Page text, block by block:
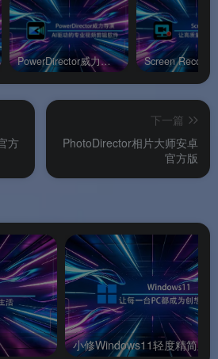
的图像合成和创意设计
：支持超过 100 种镜头配置文
、暗角、色差等问题
：全景照片的拼接与编辑
批量编辑和管理大量照片
支持 JPG、TIFF、PNG、GIF、
版）等多种格式导出
PowerDirector威力导演安卓官方版
方
下一篇
PhotoDirector相片大师安卓
官方版
小修Windows11轻度精简版